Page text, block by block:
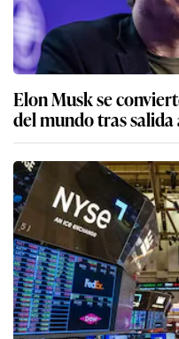
Elon Musk se
del mundo tras salida